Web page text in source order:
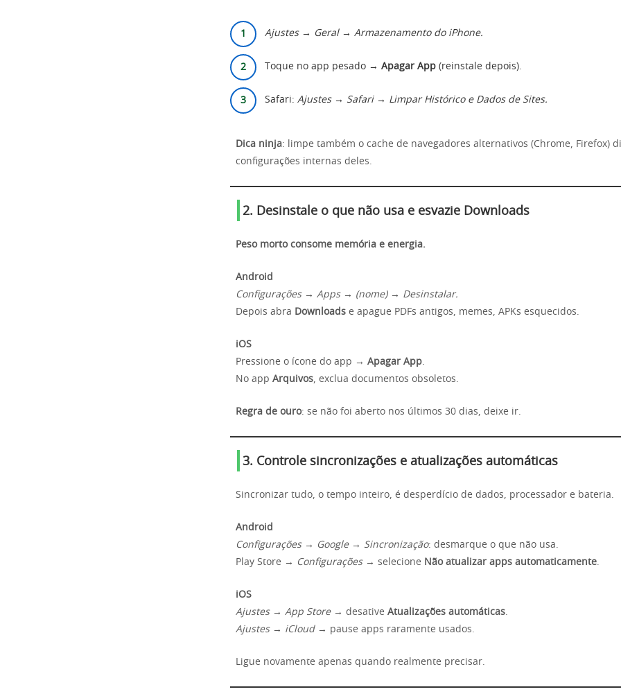
Ajustes → Geral → Armazenamento do iPhone.
Toque no app pesado → Apagar App (reinstale depois).
Safari: Ajustes → Safari → Limpar Histórico e Dados de Sites.
Dica ninja: limpe também o cache de navegadores alternativos (Chrome, Firefox)
configurações internas deles.
2. Desinstale o que não usa e esvazie Downloads
Peso morto consome memória e energia.
Android
Configurações → Apps → (nome) → Desinstalar.
Depois abra Downloads e apague PDFs antigos, memes, APKs esquecidos.
iOS
Pressione o ícone do app → Apagar App.
No app Arquivos, exclua documentos obsoletos.
Regra de ouro: se não foi aberto nos últimos 30 dias, deixe ir.
3. Controle sincronizações e atualizações automáticas
Sincronizar tudo, o tempo inteiro, é desperdício de dados, processador e bateria.
Android
Configurações → Google → Sincronização: desmarque o que não usa.
Play Store →
Configurações→ selecione Não atualizar apps automaticamente.
iOS
Ajustes → App Store→ desative Atualizações automáticas.
Ajustes → iCloud→ pause apps raramente usados.
Ligue novamente apenas quando realmente precisar.